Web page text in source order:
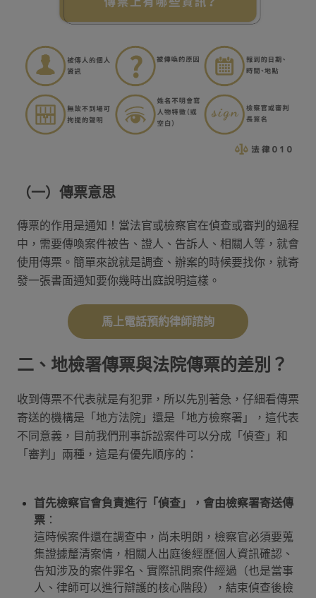
（一）傳票意思
傳票的作用是通知！當法官或檢察官在偵查或審判的過程
中，需要傳喚案件被告、證人、告訴人、相關人等，就會
使用傳票。簡單來說就是調查、辦案的時候要找你，就寄
發一張書面通知要你幾時出庭說明這樣。
馬上電話預約律師諮詢
二、地檢署傳票與法院傳票的差別？
收到傳票不代表就是有犯罪，所以先別著急，仔細看傳票
寄送的機構是「地方法院」還是「地方檢察署」，這代表
不同意義，目前我們刑事訴訟案件可以分成「偵查」和
「審判」兩種，這是有優先順序的：
首先檢察官會負責進行「偵查」，會由檢察署寄送傳
票 ：
這時候案件還在調查中，尚未明朗，檢察官必須要蒐
集證據釐清案情，相關人出庭後經歷個人資訊確認、
告知涉及的案件罪名、實際訊問案件經過（也是當事
人、律師可以進行辯護的核心階段），結束偵查後檢